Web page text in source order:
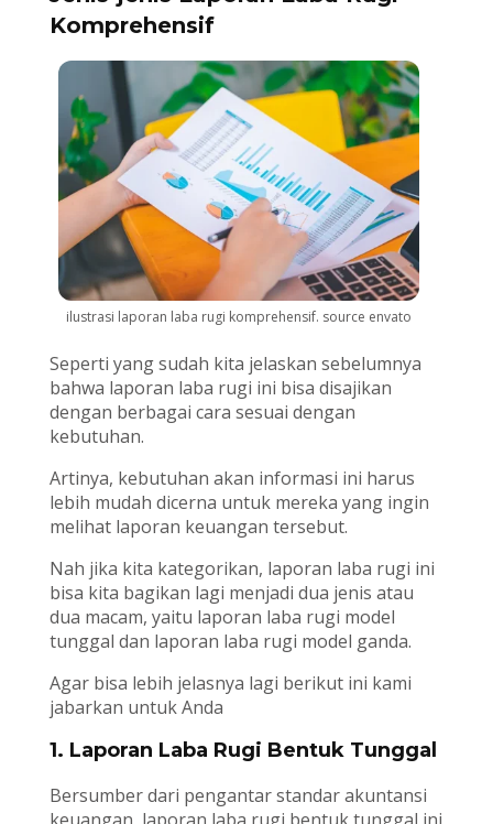
Komprehensif
ilustrasi laporan laba rugi komprehensif. source envato
Seperti yang sudah kita jelaskan sebelumnya
bahwa laporan laba rugi ini bisa disajikan
dengan berbagai cara sesuai dengan
kebutuhan.
Artinya, kebutuhan akan informasi ini harus
lebih mudah dicerna untuk mereka yang ingin
melihat laporan keuangan tersebut.
Nah jika kita kategorikan, laporan laba rugi ini
bisa kita bagikan lagi menjadi dua jenis atau
dua macam, yaitu laporan laba rugi model
tunggal dan laporan laba rugi model ganda.
Agar bisa lebih jelasnya lagi berikut ini kami
jabarkan untuk Anda
1. Laporan Laba Rugi Bentuk Tunggal
Bersumber dari pengantar standar akuntansi